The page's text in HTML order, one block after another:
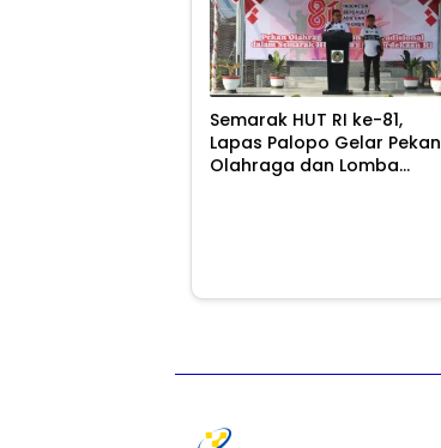
Semarak HUT RI ke-81,
Lapas Palopo Gelar Pekan
Olahraga dan Lomba